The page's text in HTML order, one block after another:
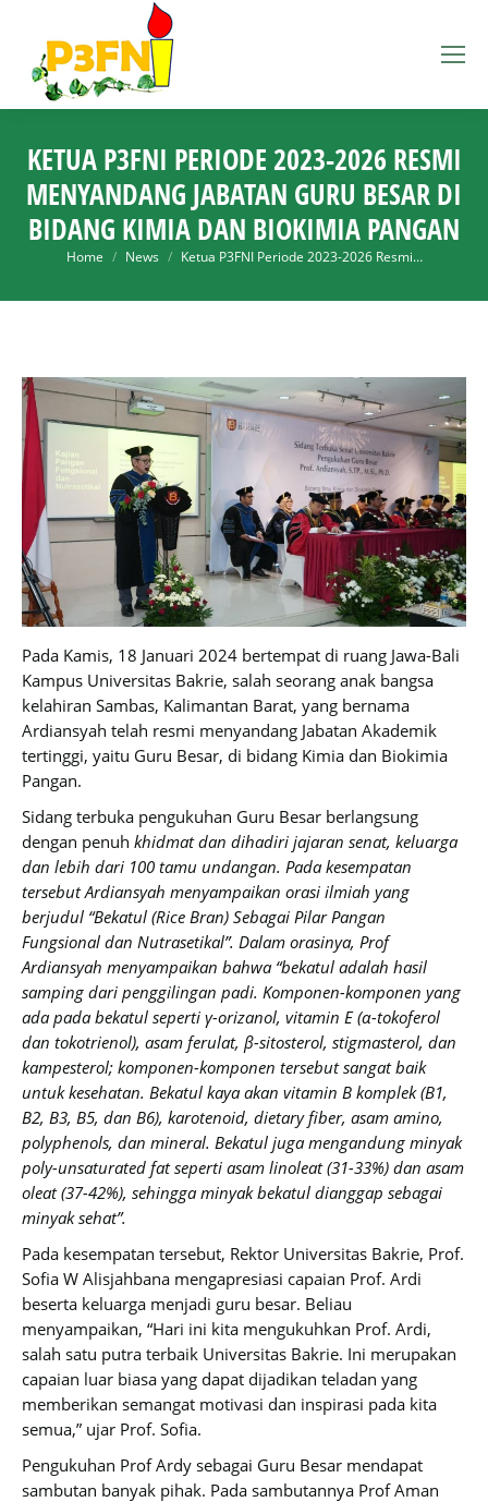
KETUA P3FNI PERIODE 2023-2026 RESMI
MENYANDANG JABATAN GURU BESAR DI
BIDANG KIMIA DAN BIOKIMIA PANGAN
You are here:
Home News Ketua P3FNI Periode 2023-2026 Resmi…
Pada Kamis, 18 Januari 2024 bertempat di ruang Jawa-Bali
Kampus Universitas Bakrie, salah seorang anak bangsa
kelahiran Sambas, Kalimantan Barat, yang bernama
Ardiansyah telah resmi menyandang Jabatan Akademik
tertinggi, yaitu Guru Besar, di bidang Kimia dan Biokimia
Pangan.
Sidang terbuka pengukuhan Guru Besar berlangsung
dengan penuh khidmat dan dihadiri jajaran senat, keluarga
dan lebih dari 100 tamu undangan. Pada kesempatan
tersebut Ardiansyah menyampaikan orasi ilmiah yang
berjudul “Bekatul (Rice Bran) Sebagai Pilar Pangan
Fungsional dan Nutrasetikal”. Dalam orasinya, Prof
Ardiansyah menyampaikan bahwa “bekatul adalah hasil
samping dari penggilingan padi. Komponen-komponen yang
ada pada bekatul seperti γ-orizanol, vitamin E (α-tokoferol
dan tokotrienol), asam ferulat, β-sitosterol, stigmasterol, dan
kampesterol; komponen-komponen tersebut sangat baik
untuk kesehatan. Bekatul kaya akan vitamin B komplek (B1,
B2, B3, B5, dan B6), karotenoid, dietary fiber, asam amino,
polyphenols, dan mineral. Bekatul juga mengandung minyak
poly-unsaturated fat seperti asam linoleat (31-33%) dan asam
oleat (37-42%), sehingga minyak bekatul dianggap sebagai
minyak sehat”.
Pada kesempatan tersebut, Rektor Universitas Bakrie, Prof.
Sofia W Alisjahbana mengapresiasi capaian Prof. Ardi
beserta keluarga menjadi guru besar. Beliau
menyampaikan, “Hari ini kita mengukuhkan Prof. Ardi,
salah satu putra terbaik Universitas Bakrie. Ini merupakan
capaian luar biasa yang dapat dijadikan teladan yang
memberikan semangat motivasi dan inspirasi pada kita
semua,” ujar Prof. Sofia.
Pengukuhan Prof Ardy sebagai Guru Besar mendapat
sambutan banyak pihak. Pada sambutannya Prof Aman